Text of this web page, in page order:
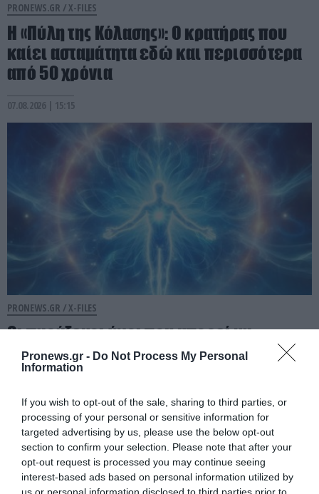
Pronews.gr - Do Not Process My Personal
Information
If you wish to opt-out of the sale, sharing to third parties, or
processing of your personal or sensitive information for
targeted advertising by us, please use the below opt-out
section to confirm your selection. Please note that after your
opt-out request is processed you may continue seeing
interest-based ads based on personal information utilized by
us or personal information disclosed to third parties prior to
PRONEWS.GR /X-FILES
Η «Πύλη της Κόλασης»: Ο κρατήρας που
καίει ασταμάτητα εδώ και περισσότερα
από 50 χρόνια
07.08.2026 | 15:15
PRONEWS.GR /X-FILES
Οι παράξενοι ήχοι που μπορεί να
παράξει ένα σώμα μετά τον θάνατο